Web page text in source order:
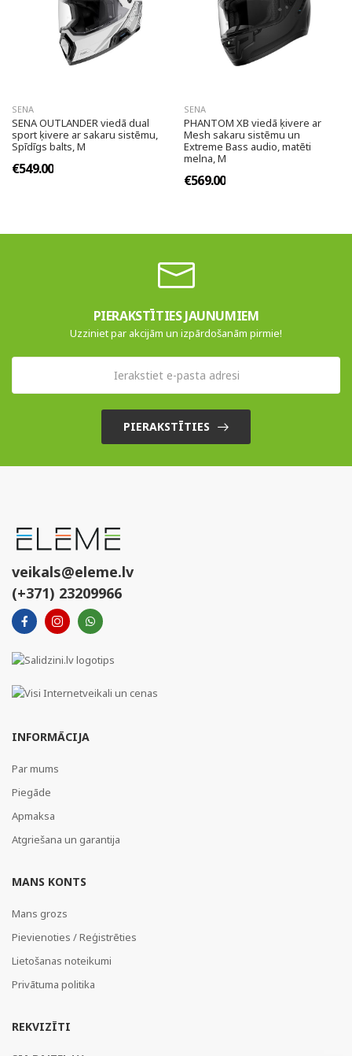
SENA
SENA OUTLANDER viedā dual
sport ķivere ar sakaru sistēmu,
Spīdīgs balts, M
€549.00
SENA
PHANTOM XB viedā ķivere ar
Mesh sakaru sistēmu un
Extreme Bass audio, matēti
melna, M
€569.00
PIERAKSTĪTIES JAUNUMIEM
Uzziniet par akcijām un izpārdošanām pirmie!
PIERAKSTĪTIES
veikals@eleme.lv
(+371) 23209966
INFORMĀCIJA
Par mums
Piegāde
Apmaksa
Atgriešana un garantija
MANS KONTS
Mans grozs
Pievienoties / Reģistrēties
Lietošanas noteikumi
Privātuma politika
REKVIZĪTI